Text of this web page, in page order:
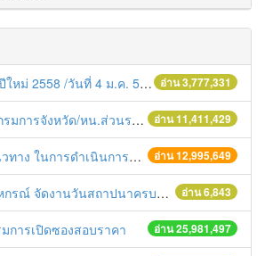
อ่าน 3,777,331
หม่ 2558 /วันที่ 4 ม.ค. 58
อ่าน 11,411,429
น.ส่วนราชการประจำเดือน มิถุนายน 2558
อ่าน 12,995,649
นการประกอบการตรวจราชการแบบบูรณาการ
อ่าน 6,843
จัดงานวันสถาปนาครบรอบ ๖๒ ปี
อ่าน 25,981,497
การเปิดซองสอบราคา